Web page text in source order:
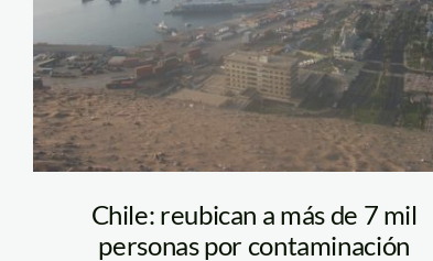
Chile: reubican a más de 7 mil
personas por contaminación